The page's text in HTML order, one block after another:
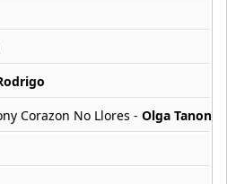
Corazon No Llores - Olga Tanon